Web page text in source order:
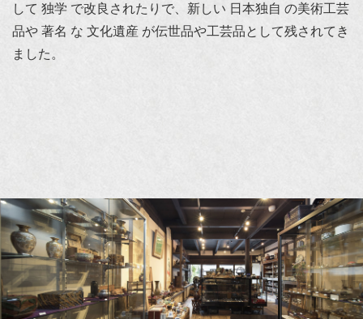
して 独学 で改良されたりで、新しい 日本独自 の美術工芸
品や 著名 な 文化遺産 が伝世品や工芸品として残されてき
ました。